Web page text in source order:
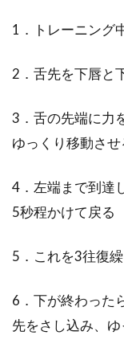
1．トレーニング
2．舌先を下唇と
3．舌の先端に力
ゆっくり移動させ
4．左端まで到達
5秒程かけて戻る
5．これを3往復
6．下が終わった
先をさし込み、